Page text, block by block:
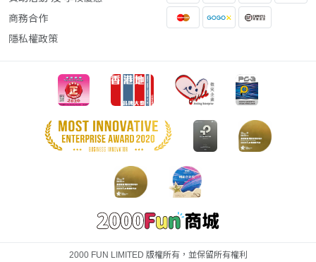
商務合作
隱私權政策
2000 FUN LIMITED 版權所有，並保留所有權利